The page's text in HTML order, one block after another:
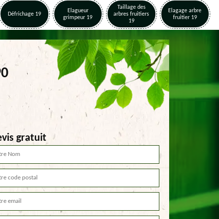
Défrichage 19
Elagueur
grimpeur 19
Taillage des
arbres fruitiers
19
Elagage arbre
fruitier 19
gratuit